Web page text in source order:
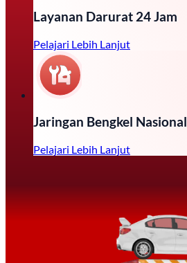
Layanan Darurat 24 Jam
Pelajari Lebih Lanjut
Jaringan Bengkel Nasional
Pelajari Lebih Lanjut